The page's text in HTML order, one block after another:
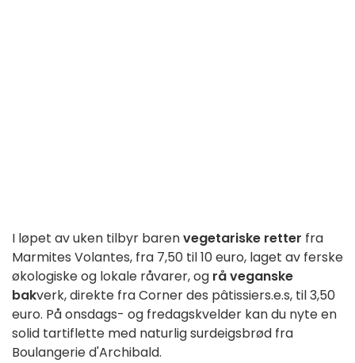
I løpet av uken tilbyr barenvegetariske retter fra
Marmites Volantes, fra 7,50 til 10 euro, laget av ferske
økologiske og lokale råvarer, og rå veganske
bakverk, direkte fra Corner des pâtissiers.e.s, til 3,50
euro. På onsdags- og fredagskvelder kan du nyte en
solid tartiflette med naturlig surdeigsbrød fra
Boulangerie d'Archibald.